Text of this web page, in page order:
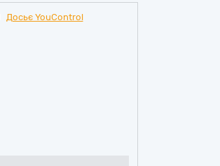
Досьє YouControl